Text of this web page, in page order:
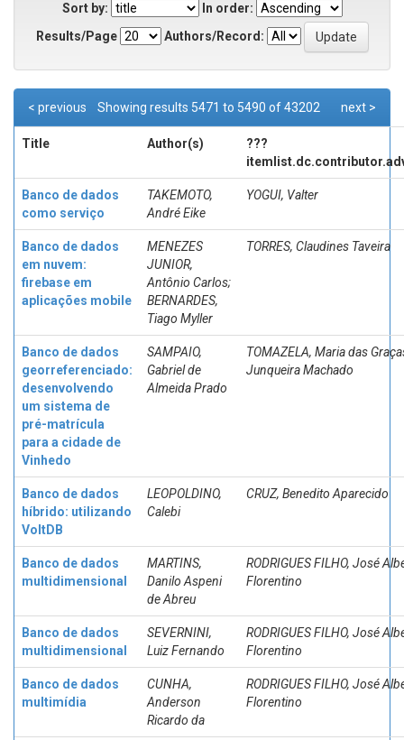
Sort by:
In order:
Results/Page
Authors/Record:
Showing results 5471 to 5490 of 43202
< previous next >
Title Author(s)
???
Banco de dados
como serviço
TAKEMOTO,
André Eike
YOGUI, Valter
Banco de dados
em nuvem:
firebase em
aplicações mobile
MENEZES
JUNIOR,
Antônio Carlos;
BERNARDES,
Tiago Myller
TORRES, Claudines Taveira
Banco de dados
georreferenciado:
desenvolvendo
um sistema de
pré-matrícula
para a cidade de
Vinhedo
SAMPAIO,
Gabriel de
Almeida Prado
TOMAZELA, Maria das
Junqueira Machado
Banco de dados
híbrido: utilizando
VoltDB
LEOPOLDINO,
Calebi
CRUZ, Benedito Aparecido
Banco de dados
multidimensional
MARTINS,
Danilo Aspeni
de Abreu
RODRIGUES FILHO, José
Florentino
Banco de dados
multidimensional
SEVERNINI,
Luiz Fernando
RODRIGUES FILHO, José
Florentino
Banco de dados
multimídia
CUNHA,
Anderson
Ricardo da
RODRIGUES FILHO, José
Florentino